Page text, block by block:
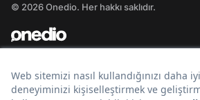
© 2026 Onedio. Her hakkı saklıdır.
Bir markasıdır.